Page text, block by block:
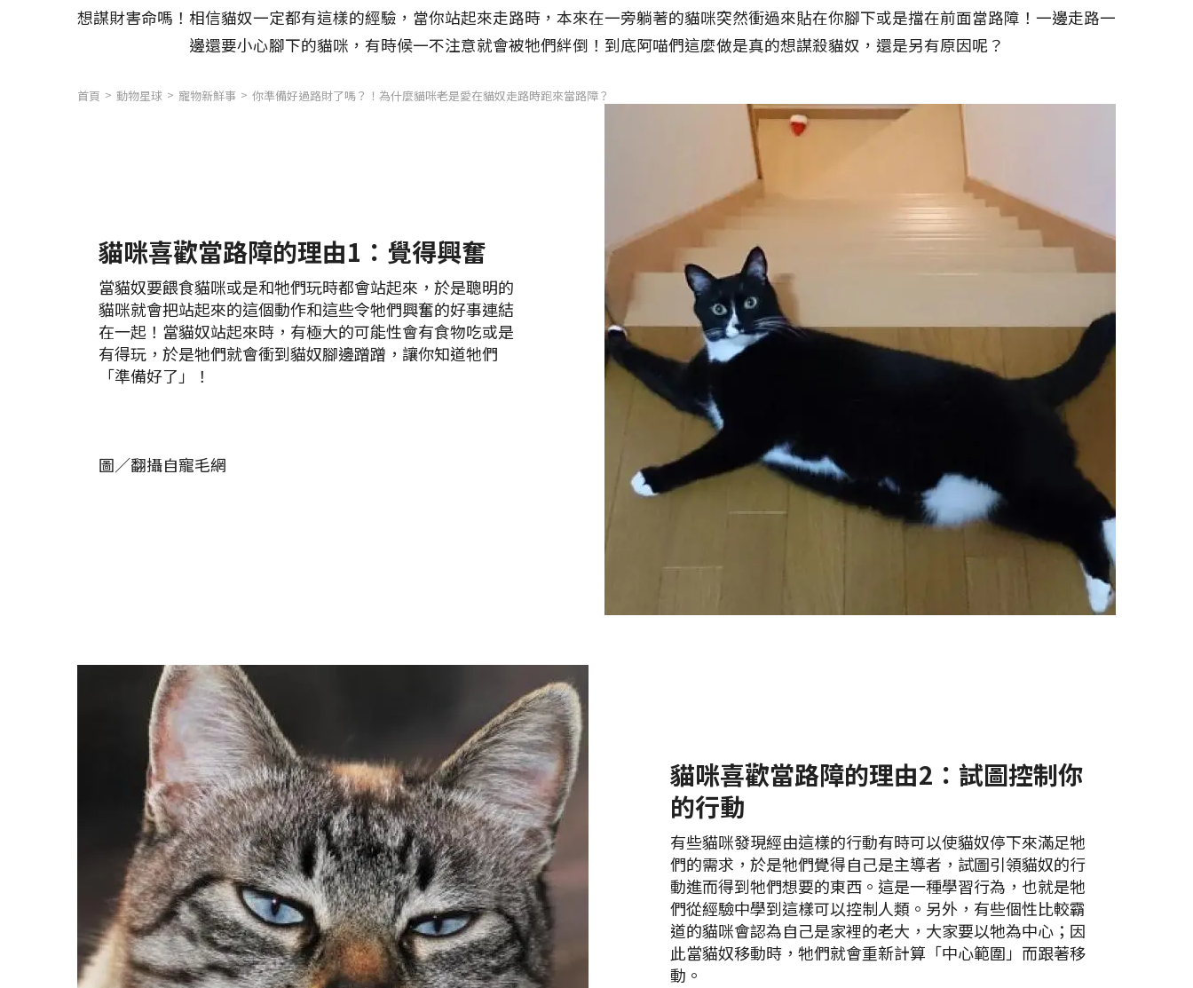
想謀財害命嗎！相信貓奴一定都有這樣的經驗，當你站起來走路時，本來在一旁躺著的貓咪突然衝過來貼在你腳下或是擋在前面當路障！一邊走路一
邊還要小心腳下的貓咪，有時候一不注意就會被牠們絆倒！到底阿喵們這麼做是真的想謀殺貓奴，還是另有原因呢？
首頁 動物星球 寵物新鮮事 你準備好過路財了嗎？！為什麼貓咪老是愛在貓奴走路時跑來當路障？
貓咪喜歡當路障的理由1：覺得興奮
當貓奴要餵食貓咪或是和牠們玩時都會站起來，於是聰明的
貓咪就會把站起來的這個動作和這些令牠們興奮的好事連結
在一起！當貓奴站起來時，有極大的可能性會有食物吃或是
有得玩，於是牠們就會衝到貓奴腳邊蹭蹭，讓你知道牠們
「準備好了」！
圖／翻攝自寵毛網
貓咪喜歡當路障的理由2：試圖控制你
的行動
有些貓咪發現經由這樣的行動有時可以使貓奴停下來滿足牠
們的需求，於是牠們覺得自己是主導者，試圖引領貓奴的行
動進而得到牠們想要的東西。這是一種學習行為，也就是牠
們從經驗中學到這樣可以控制人類。另外，有些個性比較霸
道的貓咪會認為自己是家裡的老大，大家要以牠為中心；因
此當貓奴移動時，牠們就會重新計算「中心範圍」而跟著移
動。